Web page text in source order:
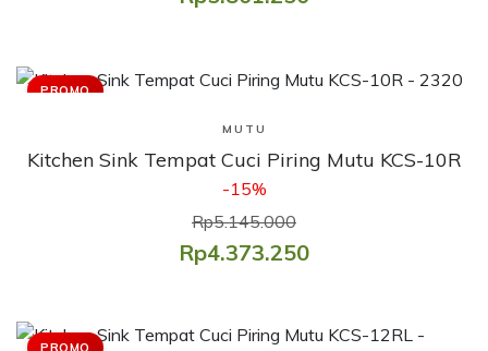
PROMO
Lihat Produk
MUTU
Kitchen Sink Tempat Cuci Piring Mutu KCS-10R
-15%
Rp5.145.000
Rp4.373.250
PROMO